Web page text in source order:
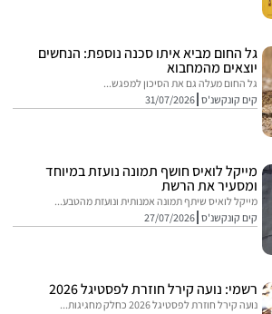
מביא איתו סכנה נוספת: הנחשים
מהמחבוא
מעלה גם את הסיכון למפגש...
31/07/2026
לואיס חושף תמונה נועזת במיוחד
את הרשת
לואיס שיתף תמונה אמנותית ונועזת מהטבע...
27/07/2026
נועה קירל חוזרת לפסטיגל 2026
חוזרת לפסטיגל 2026 כחלק מחגיגות...